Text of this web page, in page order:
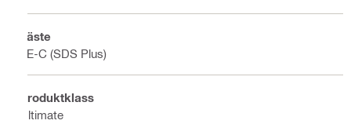
Fäste
TE-C (SDS Plus)
Produktklass
Ultimate